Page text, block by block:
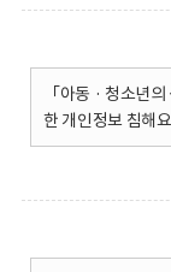
「아동 · 청소년
한 개인정보 침해